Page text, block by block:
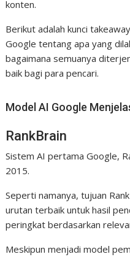
konten.
Berikut adalah kunci
Google tentang apa yang
bagaimana semuanya
baik bagi para pencari.
Model AI Google
RankBrain
Sistem AI pertama Google,
2015.
Seperti namanya, tujuan
urutan terbaik untuk hasil
peringkat berdasarkan
Meskipun menjadi model